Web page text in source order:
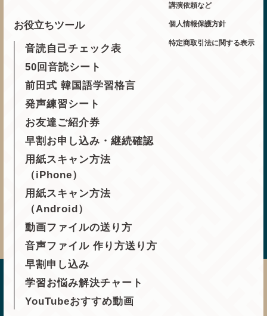
お役立ちツール
音読自己チェック表
50回音読シート
前田式 韓国語学習格言
発声練習シート
お友達ご紹介券
早割お申し込み・継続確認
用紙スキャン方法
（iPhone）
用紙スキャン方法
（Android）
動画ファイルの送り方
音声ファイル 作り方送り方
早割申し込み
学習お悩み解決チャート
YouTubeおすすめ動画
講演依頼など
個人情報保護方針
特定商取引法に関する表示